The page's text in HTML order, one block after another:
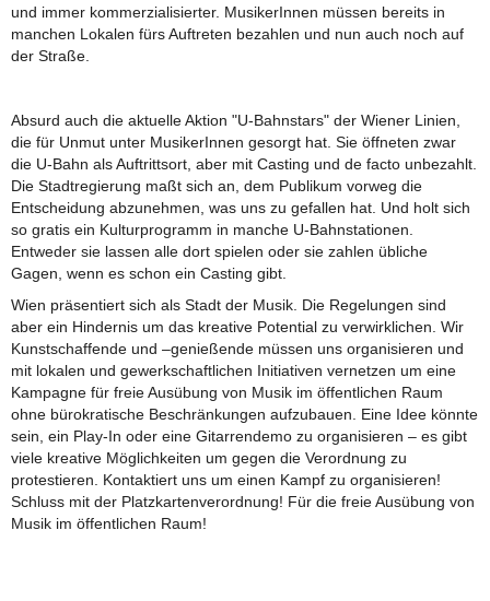
und immer kommerzialisierter. MusikerInnen müssen bereits in
manchen Lokalen fürs Auftreten bezahlen und nun auch noch auf
der Straße.
Absurd auch die aktuelle Aktion "U-Bahnstars" der Wiener Linien,
die für Unmut unter MusikerInnen gesorgt hat. Sie öffneten zwar
die U-Bahn als Auftrittsort, aber mit Casting und de facto unbezahlt.
Die Stadtregierung maßt sich an, dem Publikum vorweg die
Entscheidung abzunehmen, was uns zu gefallen hat. Und holt sich
so gratis ein Kulturprogramm in manche U-Bahnstationen.
Entweder sie lassen alle dort spielen oder sie zahlen übliche
Gagen, wenn es schon ein Casting gibt.
Wien präsentiert sich als Stadt der Musik. Die Regelungen sind
aber ein Hindernis um das kreative Potential zu verwirklichen. Wir
Kunstschaffende und –genießende müssen uns organisieren und
mit lokalen und gewerkschaftlichen Initiativen vernetzen um eine
Kampagne für freie Ausübung von Musik im öffentlichen Raum
ohne bürokratische Beschränkungen aufzubauen. Eine Idee könnte
sein, ein Play-In oder eine Gitarrendemo zu organisieren – es gibt
viele kreative Möglichkeiten um gegen die Verordnung zu
protestieren. Kontaktiert uns um einen Kampf zu organisieren!
Schluss mit der Platzkartenverordnung! Für die freie Ausübung von
Musik im öffentlichen Raum!